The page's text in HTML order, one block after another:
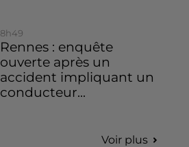
8h49
Rennes : enquête
ouverte après un
accident impliquant un
conducteur...
Voir plus